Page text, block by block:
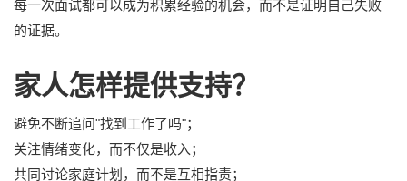
每一次面试都可以成为积累经验的机会，而不是证明自己失败
的证据。
家人怎样提供支持？
避免不断追问"找到工作了吗"；
关注情绪变化，而不仅是收入；
共同讨论家庭计划，而不是互相指责；